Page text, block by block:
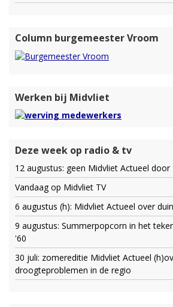
Column burgemeester Vroom
Werken bij Midvliet
Deze week op radio & tv
12 augustus: geen Midvliet Actueel
Vandaag op Midvliet TV
6 augustus (h): Midvliet Actueel over
9 augustus: Summerpopcorn in het
'60
30 juli: zomereditie Midvliet Actueel
droogteproblemen in de regio